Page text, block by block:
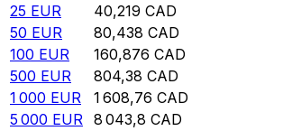
25 EUR 40,219 CAD
50 EUR 80,438 CAD
100 EUR 160,876 CAD
500 EUR 804,38 CAD
1 000 EUR 1 608,76 CAD
5 000 EUR 8 043,8 CAD